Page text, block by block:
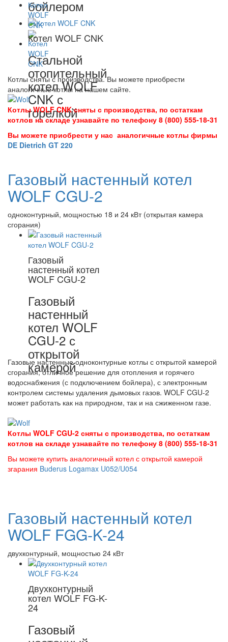
бойлером
Котел WOLF CNK
Стальной
отопительный
котел WOLF
CNK с
горелкой
Котлы сняты с производства. Вы можете приобрести
аналогичные котлы на нашем сайте.
Котлы WOLF CNK сняты с производства, по остаткам
котлов на складе узнавайте по телефону 8 (800) 555-18-31
Вы можете приобрести у нас аналогичные котлы фирмы
DE Dietrich GT 220
Газовый настенный котел
WOLF CGU-2
одноконтурный, мощностью 18 и 24 кВт (открытая камера
сгорания)
Газовый
настенный котел
WOLF CGU-2
Газовый
настенный
котел WOLF
CGU-2 с
открытой
камерой
Газовые настенные одноконтурные котлы с открытой камерой
сгорания, отличное решение для отопления и горячего
водоснабжения (с подключением бойлера), с электронным
контролем системы удаления дымовых газов. WOLF CGU-2
может работать как на природном, так и на сжиженном газе.
Котлы WOLF CGU-2 сняты с производства, по остаткам
котлов на складе узнавайте по телефону 8 (800) 555-18-31
Вы можете купить аналогичный котел с открытой камерой
згарания Buderus Logamax U052/U054
Газовый настенный котел
WOLF FGG-K-24
двухконтурный, мощностью 24 кВт
Двухконтурный
котел WOLF FG-K-
24
Газовый